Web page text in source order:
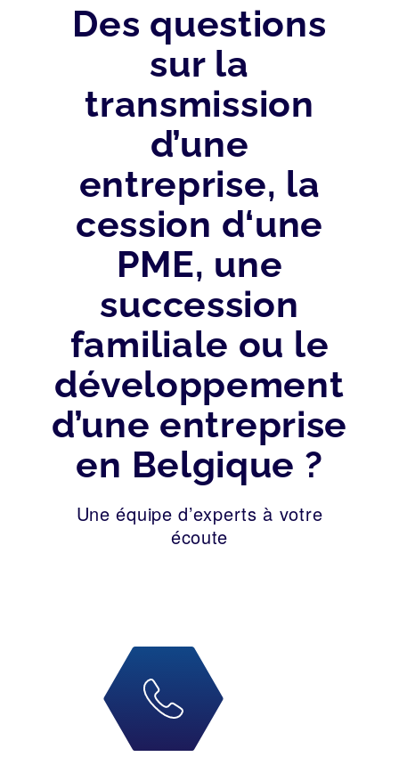
Des questions
sur la
transmission
d’une
entreprise, la
cession d‘une
PME, une
succession
familiale ou le
développement
d’une entreprise
en Belgique ?
Une équipe d’experts à votre
écoute